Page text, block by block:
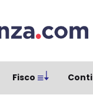
Fisco Conti